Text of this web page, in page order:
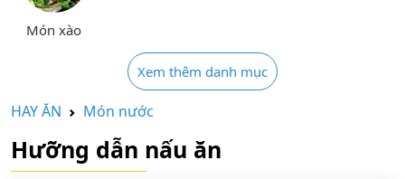
Món xào
Xem thêm danh mục
HAY ĂN Món nước
Hưỡng dẫn nấu ăn